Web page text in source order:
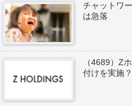
チャットワ
は急落
（4689）Z
付けを実施？